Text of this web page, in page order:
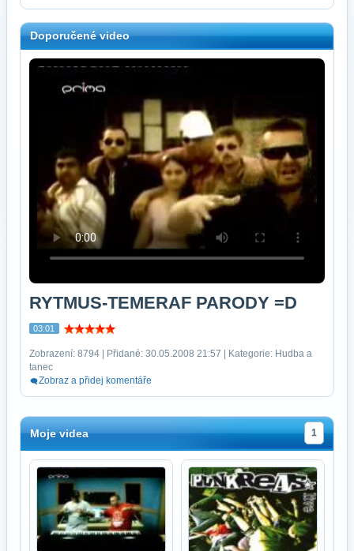
Doporučené video
RYTMUS-TEMERAF PARODY =D
03:01
Zobrazení: 8794 | Přidané: 30.05.2008 21:57 | Kategorie: Hudba a
tanec
Zobraz a přidej komentáře
Moje videa 1